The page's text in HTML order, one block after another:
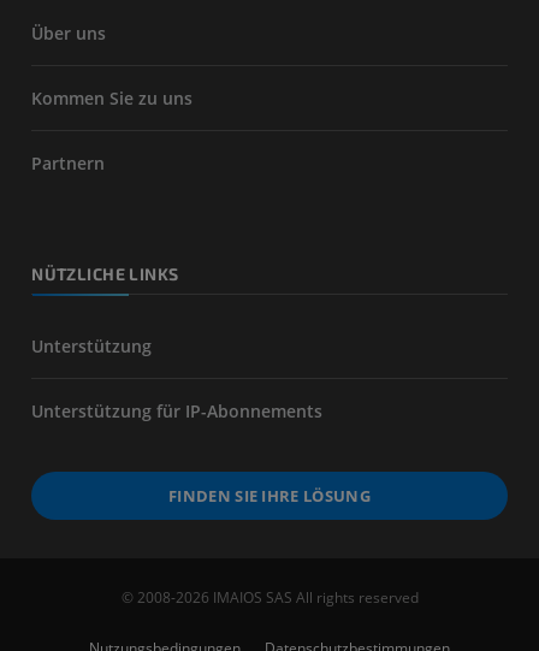
Über uns
Kommen Sie zu uns
Partnern
NÜTZLICHE LINKS
Unterstützung
Unterstützung für IP-Abonnements
FINDEN SIE IHRE LÖSUNG
© 2008-2026 IMAIOS SAS All rights reserved